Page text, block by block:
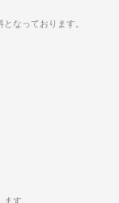
なっております。
す。